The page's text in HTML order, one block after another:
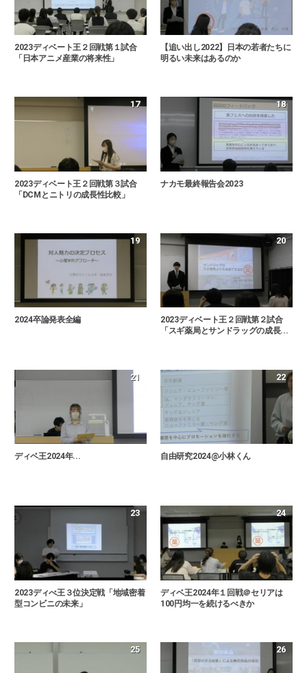
2023ディベート王２回戦第１試合
「日本アニメ産業の将来性」
【追い出し2022】日本の若者たちに
明るい未来はあるのか
17
2023ディベート王２回戦第３試合
「DCMとニトリの成長性比較」
18
ナカモ最終報告会2023
19
2024卒論発表全編
20
2023ディベート王２回戦第２試合
「スギ薬局とサンドラッグの成長...
21
ディベ王2024年...
22
自由研究2024@小林くん
23
2023ディべ王３位決定戦「地域密着
型コンビニの未来」
24
ディベ王2024年１回戦＠セリアは
100円均一を続けるべきか
25 26